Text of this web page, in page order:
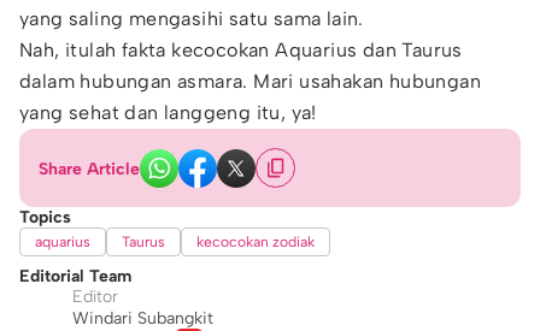
yang saling mengasihi satu sama lain.
Nah, itulah fakta kecocokan Aquarius dan Taurus
dalam hubungan asmara. Mari usahakan hubungan
yang sehat dan langgeng itu, ya!
Share Article
Topics
aquarius Taurus kecocokan zodiak
Editorial Team
Editor
Windari Subangkit